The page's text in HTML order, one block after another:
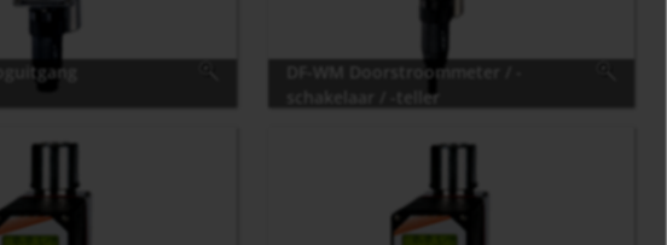
DF-WM Doorstroommeter / -
schakelaar / -teller